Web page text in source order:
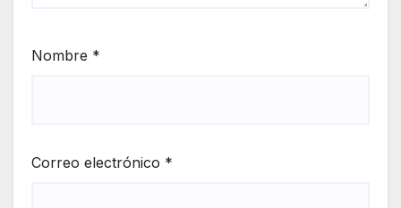
Nombre *
Correo electrónico *